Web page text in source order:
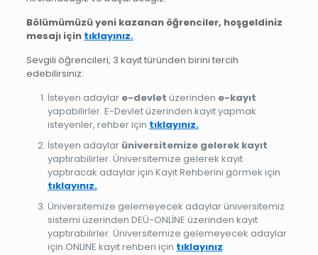
Bölümümüzü yeni kazanan öğrenciler, hoşgeldiniz
mesajı için tıklayınız.
Sevgili öğrencileri, 3 kayıt türünden birini tercih
edebilirsiniz:
İsteyen adaylare-devlet üzerinden e-kayıt
yapabilirler. E-Devlet üzerinden kayıt yapmak
isteyenler, rehber için tıklayınız.
İsteyen adaylar üniversitemize gelerek kayıt
yaptırabilirler. Üniversitemize gelerek kayıt
yaptıracak adaylar için Kayıt Rehberini görmek için
tıklayınız..
Üniversitemize gelemeyecek adaylar üniversitemiz
sistemi üzerinden DEÜ-ONLİNE üzerinden kayıt
yaptırabilirler. Üniversitemize gelemeyecek adaylar
için ONLINE kayıt rehberi için tıklayınız.